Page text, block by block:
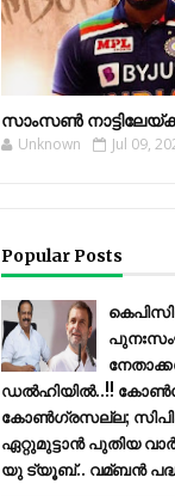
സാംസണ്‍
Unknown Jul 09,
Popular Posts
ഡൽഹിയിൽ..!!
കോണ്‍ഗ്രസല്ല;
ഏറ്റുമുട്ടാന്‍ പുതിയ
യു ട്യൂബ്.. വമ്ബന്‍